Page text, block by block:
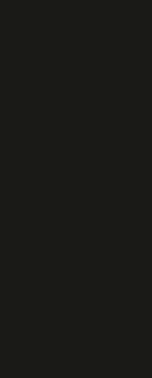
acompanhar
Misael Delgado, em
um teste